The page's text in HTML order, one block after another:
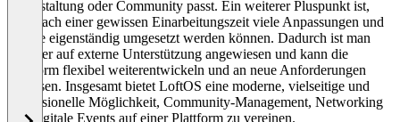
Veranstaltung oder Community passt. Ein weiterer Pluspunkt ist,
dass nach einer gewissen Einarbeitungszeit viele Anpassungen und
Inhalte eigenständig umgesetzt werden können. Dadurch ist man
weniger auf externe Unterstützung angewiesen und kann die
Plattform flexibel weiterentwickeln und an neue Anforderungen
anpassen. Insgesamt bietet LoftOS eine moderne, vielseitige und
professionelle Möglichkeit, Community-Management, Networking
und digitale Events auf einer Plattform zu vereinen.